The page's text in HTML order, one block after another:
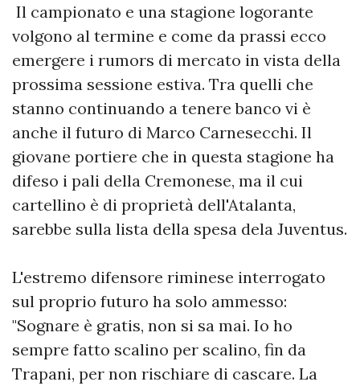
Il campionato e una stagione logorante
volgono al termine e come da prassi ecco
emergere i rumors di mercato in vista della
prossima sessione estiva. Tra quelli che
stanno continuando a tenere banco vi è
anche il futuro di Marco Carnesecchi. Il
giovane portiere che in questa stagione ha
difeso i pali della Cremonese, ma il cui
cartellino è di proprietà dell'Atalanta,
sarebbe sulla lista della spesa dela Juventus.
L'estremo difensore riminese interrogato
sul proprio futuro ha solo ammesso:
"Sognare è gratis, non si sa mai. Io ho
sempre fatto scalino per scalino, fin da
Trapani, per non rischiare di cascare. La